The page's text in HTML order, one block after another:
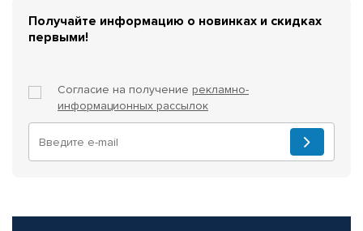
Получайте информацию о новинках и скидках
первыми!
Согласие на получение рекламно-
информационных рассылок